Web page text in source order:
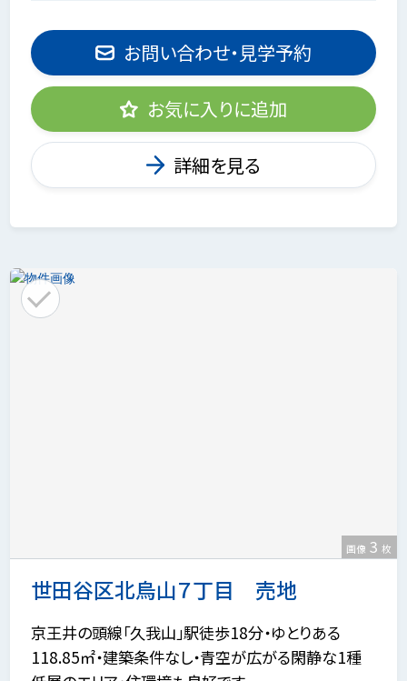
お問い合わせ・見学予約
お気に入りに追加
詳細を見る
世田谷区北烏山７丁目 売地
画像 3 枚
京王井の頭線「久我山」駅徒歩18分・ゆとりある
118.85㎡・建築条件なし・青空が広がる閑静な1種